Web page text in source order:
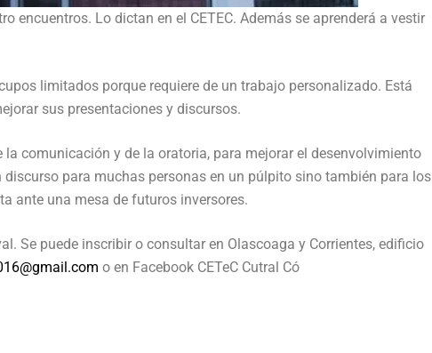
encuentros. Lo dictan en el CETEC. Además se aprenderá a vestir
limitados porque requiere de un trabajo personalizado. Está
sus presentaciones y discursos.
comunicación y de la oratoria, para mejorar el desenvolvimiento
para muchas personas en un púlpito sino también para los
ante una mesa de futuros inversores.
Se puede inscribir o consultar en Olascoaga y Corrientes, edificio
o en Facebook CETeC Cutral Có